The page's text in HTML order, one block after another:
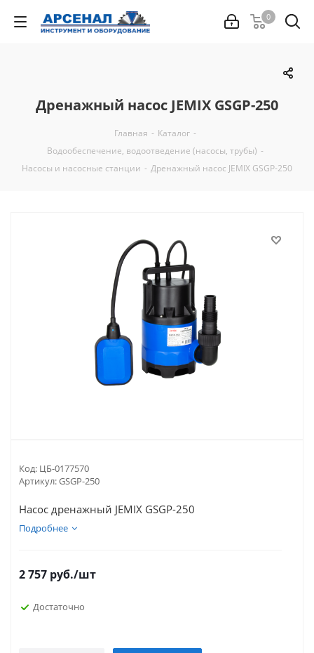
0
Дренажный насос JEMIX GSGP-250
Главная - Каталог -
Водообеспечение, водоотведение (насосы, трубы) -
Насосы и насосные станции - Дренажный насос JEMIX GSGP-250
Код: ЦБ-0177570
Артикул:GSGP-250
Насос дренажный JEMIX GSGP-250
Подробнее
2 757 руб./шт
Достаточно